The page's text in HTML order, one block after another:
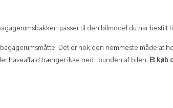
passer til den bilmodel du har bestilt
Det er nok den nemmeste måde at
haveaffald trænger ikke ned i bunden af bilen. Et køb